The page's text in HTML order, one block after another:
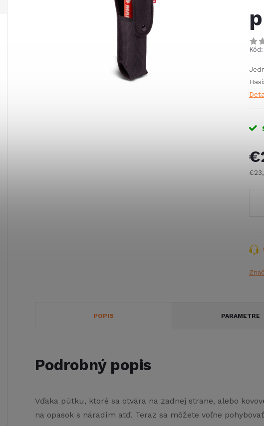
Kód:
POPIS PARAMETRE
Podrobný popis
Vďaka pútku, ktoré sa otvára na zadnej strane, alebo
na opasok s náradím atď. Teraz sa môžete voľne